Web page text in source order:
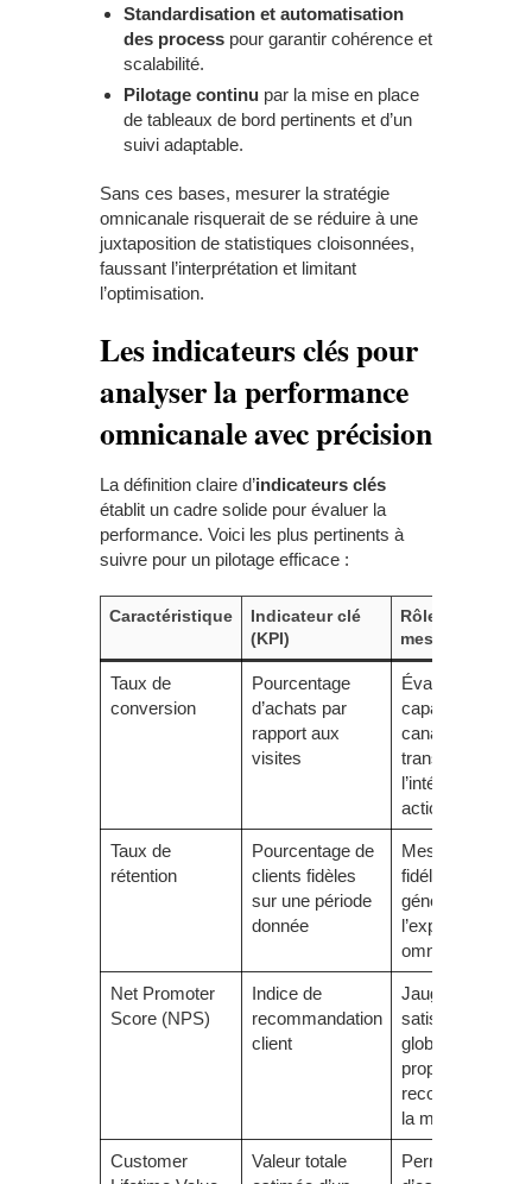
Standardisation et automatisation
des process pour garantir cohérence et
scalabilité.
Pilotage continu par la mise en place
de tableaux de bord pertinents et d’un
suivi adaptable.
Sans ces bases, mesurer la stratégie
omnicanale risquerait de se réduire à une
juxtaposition de statistiques cloisonnées,
faussant l’interprétation et limitant
l’optimisation.
Les indicateurs clés pour
analyser la performance
omnicanale avec précision
La définition claire d’indicateurs clés
établit un cadre solide pour évaluer la
performance. Voici les plus pertinents à
suivre pour un pilotage efficace :
Caractéristique
Indicateur clé
(KPI)
Rôle dans la
mesure
Taux de
conversion
Pourcentage
d’achats par
rapport aux
visites
Évalue la
capacité des
canaux à
transformer
l’intérêt en
action d’achat
Taux de
rétention
Pourcentage de
clients fidèles
sur une période
donnée
Mesure la
fidélisation
générée par
l’expérience
omnicanale
Net Promoter
Score (NPS)
Indice de
recommandation
client
Jauge la
satisfaction
globale et la
propension à
recommander
la marque
Customer
Valeur totale
Permet